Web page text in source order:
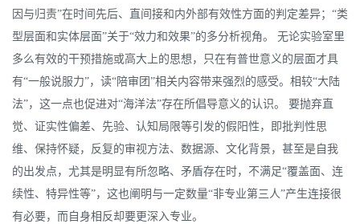
因与归责”在时间先后、直间接和内外部有效性方面的判定差异；“类
型层面和实体层面”关于“效力和效果”的多分析视角。 无论实验室里
多么有效的干预措施或高大上的思想，只在有普世意义的层面才具
有“一般说服力”，读“陪审团”相关内容带来强烈的感受。相较“大陆
法”，这一点也促进对“海洋法”存在所倡导意义的认识。 要抛弃直
觉、证实性偏差、先验、认知局限等引发的假阳性，即批判性思
维、保持怀疑，反复的审视方法、数据源、文化背景，甚至是自我
的出发点，尤其是明显有所忽略、矛盾存在时，不满足“覆盖面、连
续性、特异性等”，这也阐明与一定数量“非专业第三人”产生连接很
有必要，而自身相反却要更深入专业。